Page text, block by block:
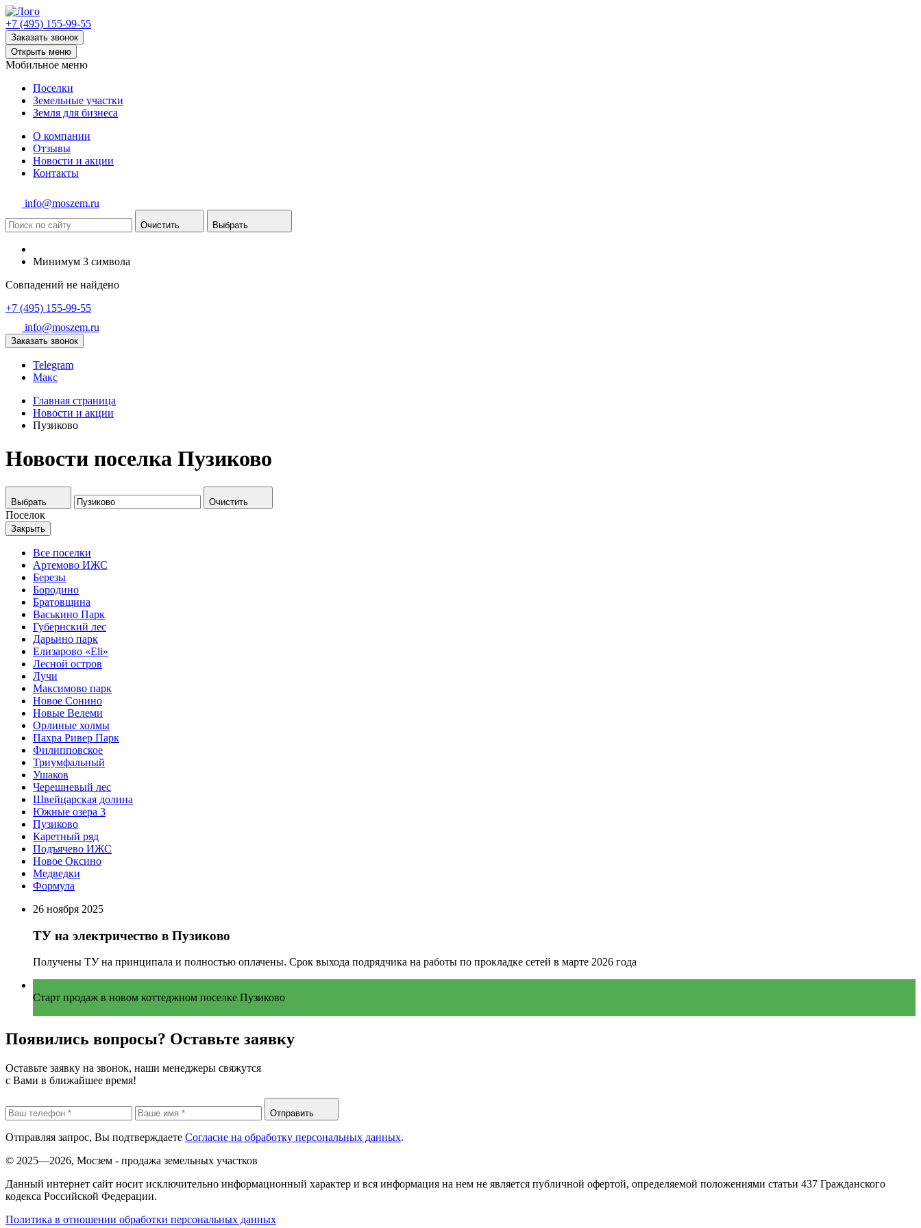
+7 (495) 155-99-55
Заказать звонок
Открыть меню
Мобильное меню
Поселки
Земельные участки
Земля для бизнеса
О компании
Отзывы
Новости и акции
Контакты
info@moszem.ru
Очистить Выбрать
Минимум 3 символа
Совпадений не найдено
+7 (495) 155-99-55
info@moszem.ru
Заказать звонок
Telegram
Макс
Главная страница
Новости и акции
Пузиково
Новости поселка Пузиково
Выбрать Очистить
Поселок
Закрыть
Все поселки
Артемово ИЖС
Березы
Бородино
Братовщина
Васькино Парк
Губернский лес
Дарьино парк
Елизарово «Eli»
Лесной остров
Лучи
Максимово парк
Новое Сонино
Новые Велеми
Орлиные холмы
Пахра Ривер Парк
Филипповское
Триумфальный
Ушаков
Черешневый лес
Швейцарская долина
Южные озера 3
Пузиково
Каретный ряд
Подъячево ИЖС
Новое Оксино
Медведки
Формула
26 ноября 2025
ТУ на электричество в Пузиково
Получены ТУ на принципала и полностью оплачены. Срок выхода подрядчика на работы по прокладке сетей в марте 2026 года
Старт продаж в новом коттеджном поселке Пузиково
Появились вопросы? Оставьте заявку
Оставьте заявку на звонок, наши менеджеры свяжутся
с Вами в ближайшее время!
Отправить
Отправляя запрос, Вы подтверждаете Согласие на обработку персональных данных.
© 2025—2026, Мосзем - продажа земельных участков
Данный интернет сайт носит исключительно информационный характер и вся информация на нем не является публичной офертой, определяемой положениями статьи 437 Гражданского
кодекса Российской Федерации.
Политика в отношении обработки персональных данных